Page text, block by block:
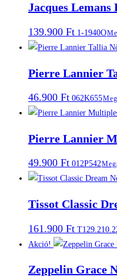
Jacques
139.900 Ft 1-1940O
Pierre Lannier
46.900 Ft 062K655
Pierre Lannier
49.900 Ft 012P542
Tissot Classic
161.900 Ft
Akció!
Zeppelin Grace